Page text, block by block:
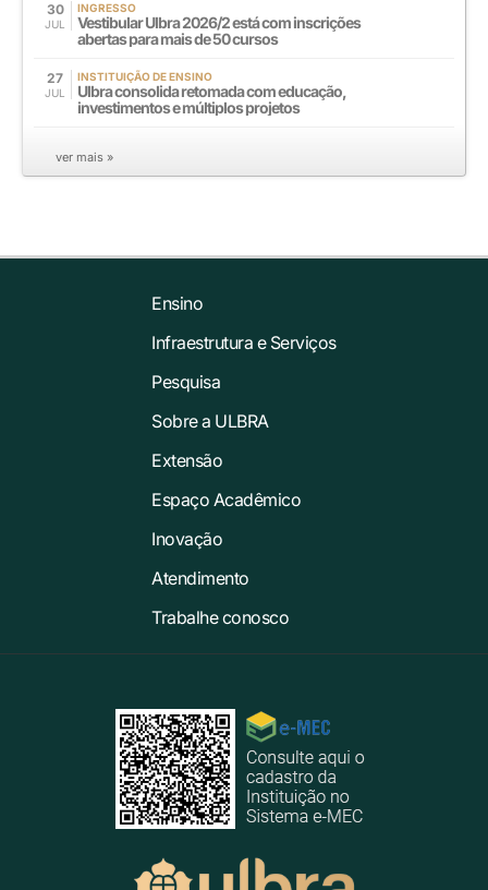
30
JUL
INGRESSO
Vestibular Ulbra 2026/2 está com inscrições
abertas para mais de 50 cursos
27
JUL
INSTITUIÇÃO DE ENSINO
Ulbra consolida retomada com educação,
investimentos e múltiplos projetos
ver mais »
Ensino
Infraestrutura e Serviços
Pesquisa
Sobre a ULBRA
Extensão
Espaço Acadêmico
Inovação
Atendimento
Trabalhe conosco